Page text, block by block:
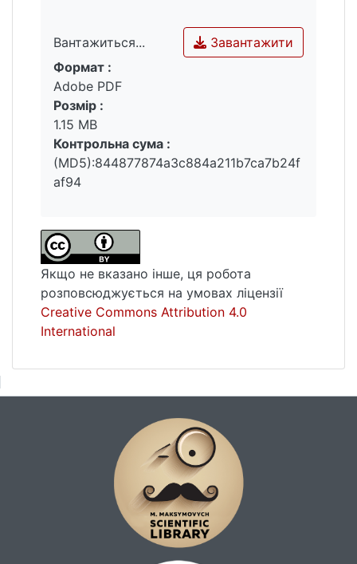
Вантажиться...
Вантажиться...
Завантажити
Формат :
Adobe PDF
Розмір :
1.15 MB
Контрольна сума :
(MD5):844877874a3c884a211b7ca7b24f
af94
Якщо не вказано інше, ця робота
розповсюджується на умовах ліцензії
Creative Commons Attribution 4.0
International